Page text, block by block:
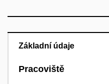
Základní údaje
Pracoviště